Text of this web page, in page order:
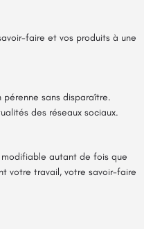
faire et vos produits à une
sans disparaître.
des réseaux sociaux.
modifiable autant de fois que
votre travail, votre savoir-faire